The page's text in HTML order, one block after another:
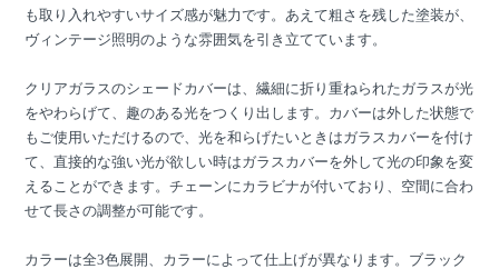
も取り入れやすいサイズ感が魅力です。あえて粗さを残した塗装が、
ヴィンテージ照明のような雰囲気を引き立てています。
クリアガラスのシェードカバーは、繊細に折り重ねられたガラスが光
をやわらげて、趣のある光をつくり出します。カバーは外した状態で
もご使用いただけるので、光を和らげたいときはガラスカバーを付け
て、直接的な強い光が欲しい時はガラスカバーを外して光の印象を変
えることができます。チェーンにカラビナが付いており、空間に合わ
せて長さの調整が可能です。
カラーは全3色展開、カラーによって仕上げが異なります。ブラック